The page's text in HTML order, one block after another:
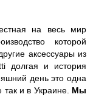
на весь мир
которой
аксессуары из
долгая и история
день это одна
и в Украине. Мы